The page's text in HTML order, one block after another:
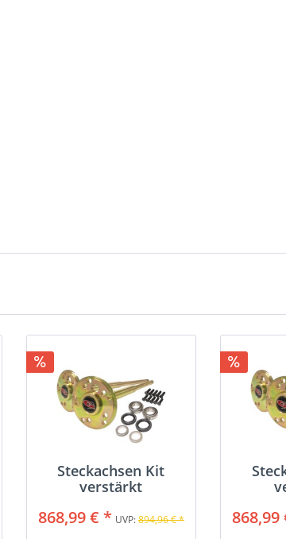
Steckachsen Kit
verstärkt
868,99 € * UVP:894,96 € * 868,99